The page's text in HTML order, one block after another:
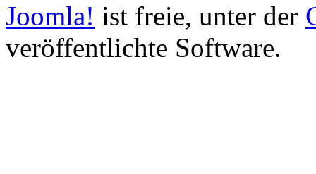
Joomla! ist freie, unter der
veröffentlichte Software.